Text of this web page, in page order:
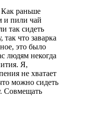
раньше
и пили чай
так сидеть
что заварка
это было
людям некогда
Я,
не хватает
можно сидеть
Совмещать